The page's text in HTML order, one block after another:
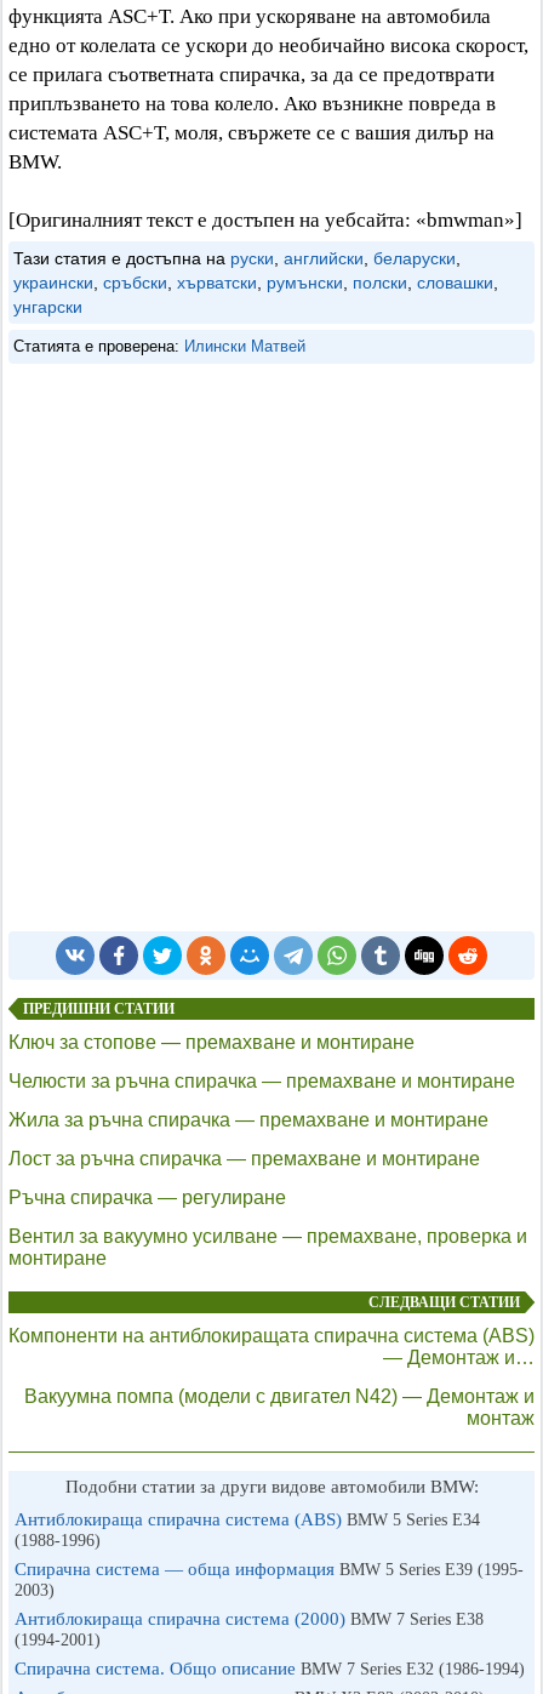
функцията ASC+T. Ако при ускоряване на автомобила
едно от колелата се ускори до необичайно висока скорост,
се прилага съответната спирачка, за да се предотврати
приплъзването на това колело. Ако възникне повреда в
системата ASC+T, моля, свържете се с вашия дилър на
BMW.
[Оригиналният текст е достъпен на уебсайта: «bmwman»]
Тази статия е достъпна на руски английски беларуски
украински сръбски хърватски румънски полски словашки
унгарски
Статията е проверена: Илински Матвей
ПРЕДИШНИ СТАТИИ
Ключ за стопове — премахване и монтиране
Челюсти за ръчна спирачка — премахване и монтиране
Жила за ръчна спирачка — премахване и монтиране
Лост за ръчна спирачка — премахване и монтиране
Ръчна спирачка — регулиране
Вентил за вакуумно усилване — премахване, проверка и
монтиране
СЛЕДВАЩИ СТАТИИ
Компоненти на антиблокиращата спирачна система (ABS)
— Демонтаж и…
Вакуумна помпа (модели с двигател N42) — Демонтаж и
монтаж
Подобни статии за други видове автомобили BMW:
Антиблокираща спирачна система (ABS) BMW 5 Series E34
(1988-1996)
Спирачна система — обща информация BMW 5 Series E39 (1995-
2003)
Антиблокираща спирачна система (2000) BMW 7 Series E38
(1994-2001)
Спирачна система. Общо описание BMW 7 Series E32 (1986-1994)